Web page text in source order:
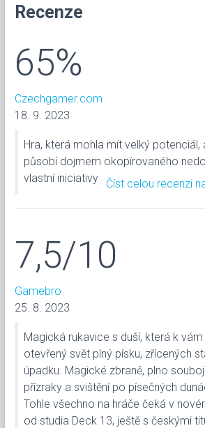
Recenze
65%
Czechgamer.com
18. 9. 2023
Hra, která mohla mít velký potenciál,
působí dojmem okopírovaného
vlastní iniciativy
Číst celou recenzi
7,5/10
Gamebro
25. 8. 2023
Magická rukavice s duší, která k
otevřený svět plný písku, zřícených
úpadku. Magické zbraně, plno
přízraky a svištění po písečných
Tohle všechno na hráče čeká v
od studia Deck 13, ještě s českými